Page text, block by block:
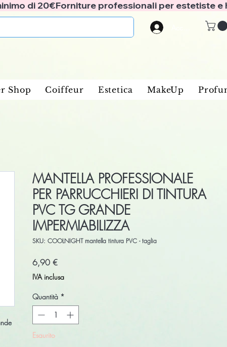
di 20€
Shop Coiffeur Estetica MakeUp
MANTELLA PROFESSIONALE
PER PARRUCCHIERI DI TINTURA
PVC TG GRANDE
IMPERMIABILIZZA
SKU: COOLNIGHT mantella tintura PVC - taglia
6,90 €Prezzo
IVA inclusa
Quantità *
Esaurito